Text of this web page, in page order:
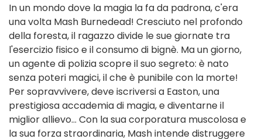
In un mondo dove la magia la fa da padrona, c'era
una volta Mash Burnedead! Cresciuto nel profondo
della foresta, il ragazzo divide le sue giornate tra
l'esercizio fisico e il consumo di bignè. Ma un giorno,
un agente di polizia scopre il suo segreto: è nato
senza poteri magici, il che è punibile con la morte!
Per sopravvivere, deve iscriversi a Easton, una
prestigiosa accademia di magia, e diventarne il
miglior allievo... Con la sua corporatura muscolosa e
la sua forza straordinaria, Mash intende distruggere